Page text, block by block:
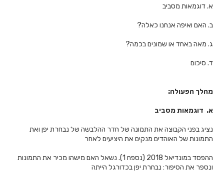
א. דוגמאות מסביב
ב. האם ואיפה אנחנו כאלה?
ג. מאה באחד או שמונים בכמה?
ד. סיכום
מהלך הפעולה:
א. דוגמאות מסביב
נציג בפני הקבוצה את התמונה של חדר ההלבשה של נבחרת יפן ואת
התמונות של האוהדים מנקים את היציעים לאחר
ההפסד במונדיאל 2018 (נספח 1). נשאל האם מישהו מכיר את התמונות
ונספר את הסיפור: נבחרת יפן בכדורגל הייתה